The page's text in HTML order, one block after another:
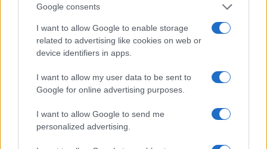
Google consents
I want to allow Google to enable storage
related to advertising like cookies on web or
device identifiers in apps.
I want to allow my user data to be sent to
Google for online advertising purposes.
I want to allow Google to send me
personalized advertising.
Valle d’Aosta: polemiche tra sindacato e istituzioni per
le supplenze scolastiche